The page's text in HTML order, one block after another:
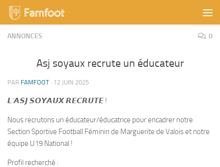
Skip to content
ANNONCES 0
Asj soyaux recrute un éducateur
PAR FAMFOOT · 12 JUIN 2025
𝙇’𝘼𝙎𝙅 𝙎𝙊𝙔𝘼𝙐𝙓 𝙍𝙀𝘾𝙍𝙐𝙏𝙀 !
Nous recrutons un éducateur/éducatrice pour encadrer notre
Section Sportive Football Féminin de Marguerite de Valois et notre
équipe U19 National !
Profil recherché :